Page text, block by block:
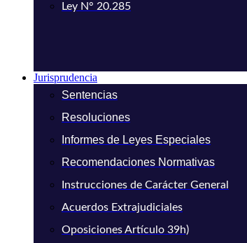
Ley N° 20.285
Jurisprudencia
Sentencias
Resoluciones
Informes de Leyes Especiales
Recomendaciones Normativas
Instrucciones de Carácter General
Acuerdos Extrajudiciales
Oposiciones Artículo 39h)